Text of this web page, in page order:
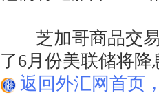
芝加哥商品交易
了6月份美联储将降
返回外汇网首页